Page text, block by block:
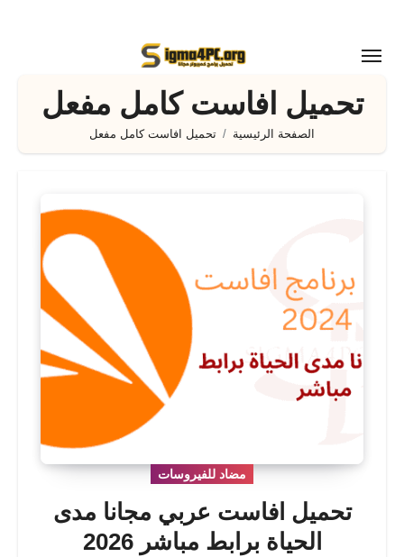
المحتوى
تحميل افاست كامل مفعل
الصفحة الرئيسية تحميل افاست كامل مفعل
مضاد للفيروسات
تحميل افاست عربي مجانا مدى
الحياة برابط مباشر 2026